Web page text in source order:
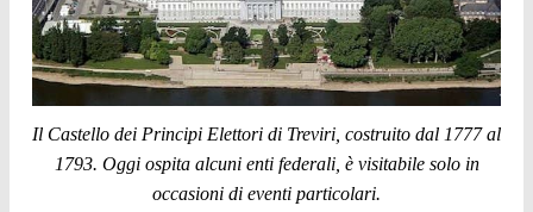
Il Castello dei Principi Elettori di Treviri, costruito dal 1777 al
1793. Oggi ospita alcuni enti federali, è visitabile solo in
occasioni di eventi particolari.